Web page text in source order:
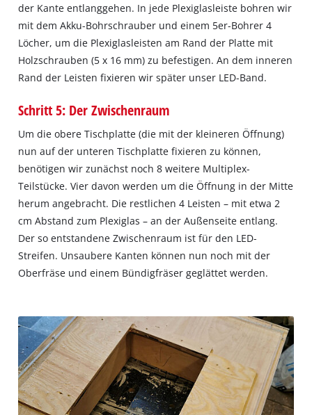
der Kante entlanggehen. In jede Plexiglasleiste bohren wir
mit dem Akku-Bohrschrauber und einem 5er-Bohrer 4
Löcher, um die Plexiglasleisten am Rand der Platte mit
Holzschrauben (5 x 16 mm) zu befestigen. An dem inneren
Rand der Leisten fixieren wir später unser LED-Band.
Schritt 5: Der Zwischenraum
Um die obere Tischplatte (die mit der kleineren Öffnung)
nun auf der unteren Tischplatte fixieren zu können,
benötigen wir zunächst noch 8 weitere Multiplex-
Teilstücke. Vier davon werden um die Öffnung in der Mitte
herum angebracht. Die restlichen 4 Leisten – mit etwa 2
cm Abstand zum Plexiglas – an der Außenseite entlang.
Der so entstandene Zwischenraum ist für den LED-
Streifen. Unsaubere Kanten können nun noch mit der
Oberfräse und einem Bündigfräser geglättet werden.